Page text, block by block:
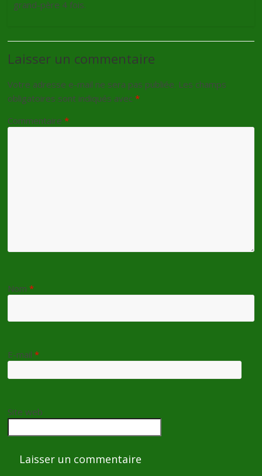
grand-père 4 fois.
Laisser un commentaire
Votre adresse e-mail ne sera pas publiée. Les champs
obligatoires sont indiqués avec*
Commentaire*
Nom*
E-mail*
Site web